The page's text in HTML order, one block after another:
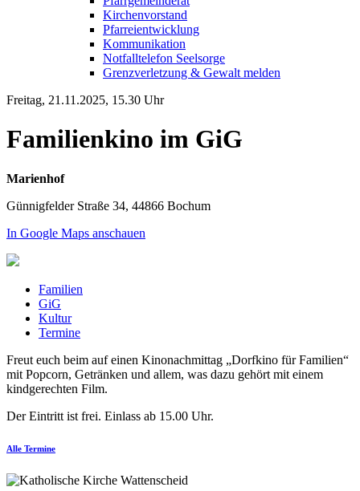
Kirchenvorstand
Pfarreientwicklung
Kommunikation
Notfalltelefon Seelsorge
Grenzverletzung & Gewalt melden
Freitag, 21.11.2025, 15.30 Uhr
Familienkino im GiG
Marienhof
Günnigfelder Straße 34, 44866 Bochum
In Google Maps anschauen
Familien
GiG
Kultur
Termine
Freut euch beim auf einen Kinonachmittag „Dorfkino für Familien“
mit Popcorn, Getränken und allem, was dazu gehört mit einem
kindgerechten Film.
Der Eintritt ist frei. Einlass ab 15.00 Uhr.
Alle Termine